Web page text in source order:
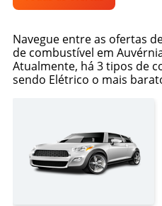
Navegue entre as ofertas
de combustível em
Atualmente, há 3 tipos de
sendo Elétrico o mais